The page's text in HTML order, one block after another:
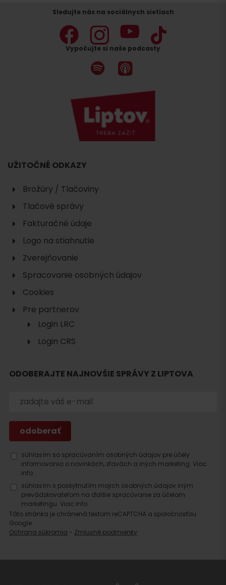
Hľadať
ubytovanie
Sledujte nás na sociálnych sietiach
Vypočujte si naše podcasty
UŽITOČNÉ ODKAZY
Brožúry / Tlačoviny
Tlačové správy
Fakturačné údaje
Logo na stiahnutie
Zverejňovanie
Spracovanie osobných údajov
Cookies
Pre partnerov
Login LRC
Login CRS
ODOBERAJTE NAJNOVŠIE SPRÁVY Z LIPTOVA
súhlasím so spracúvaním osobných údajov pre účely
informovania o novinkách, zľavách a iných marketing. Viac
info.
súhlasím s poskytnutím mojich osobných údajov iným
prevádzkovateľom na ďalšie spracúvanie za účelom
marketingu. Viac info.
Táto stránka je chránená testom reCAPTCHA a spoločnosťou
Google.
Ochrana súkromia - Zmluvné podmienky